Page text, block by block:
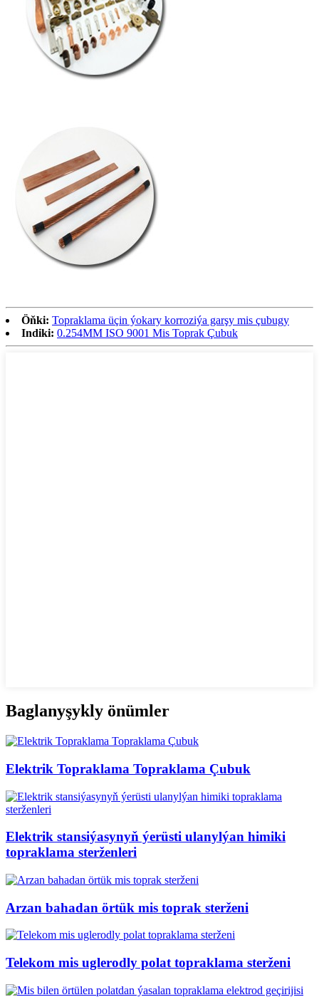
Öňki: Topraklama üçin ýokary korroziýa garşy mis çubugy
Indiki: 0.254MM ISO 9001 Mis Toprak Çubuk
Baglanyşykly önümler
Elektrik Topraklama Topraklama Çubuk
Elektrik stansiýasynyň ýerüsti ulanylýan himiki
topraklama sterženleri
Arzan bahadan örtük mis toprak sterženi
Telekom mis uglerodly polat topraklama sterženi